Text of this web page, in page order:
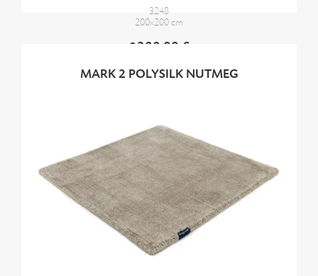
3248
200x200 cm
2300,00 €
MARK 2 POLYSILK NUTMEG